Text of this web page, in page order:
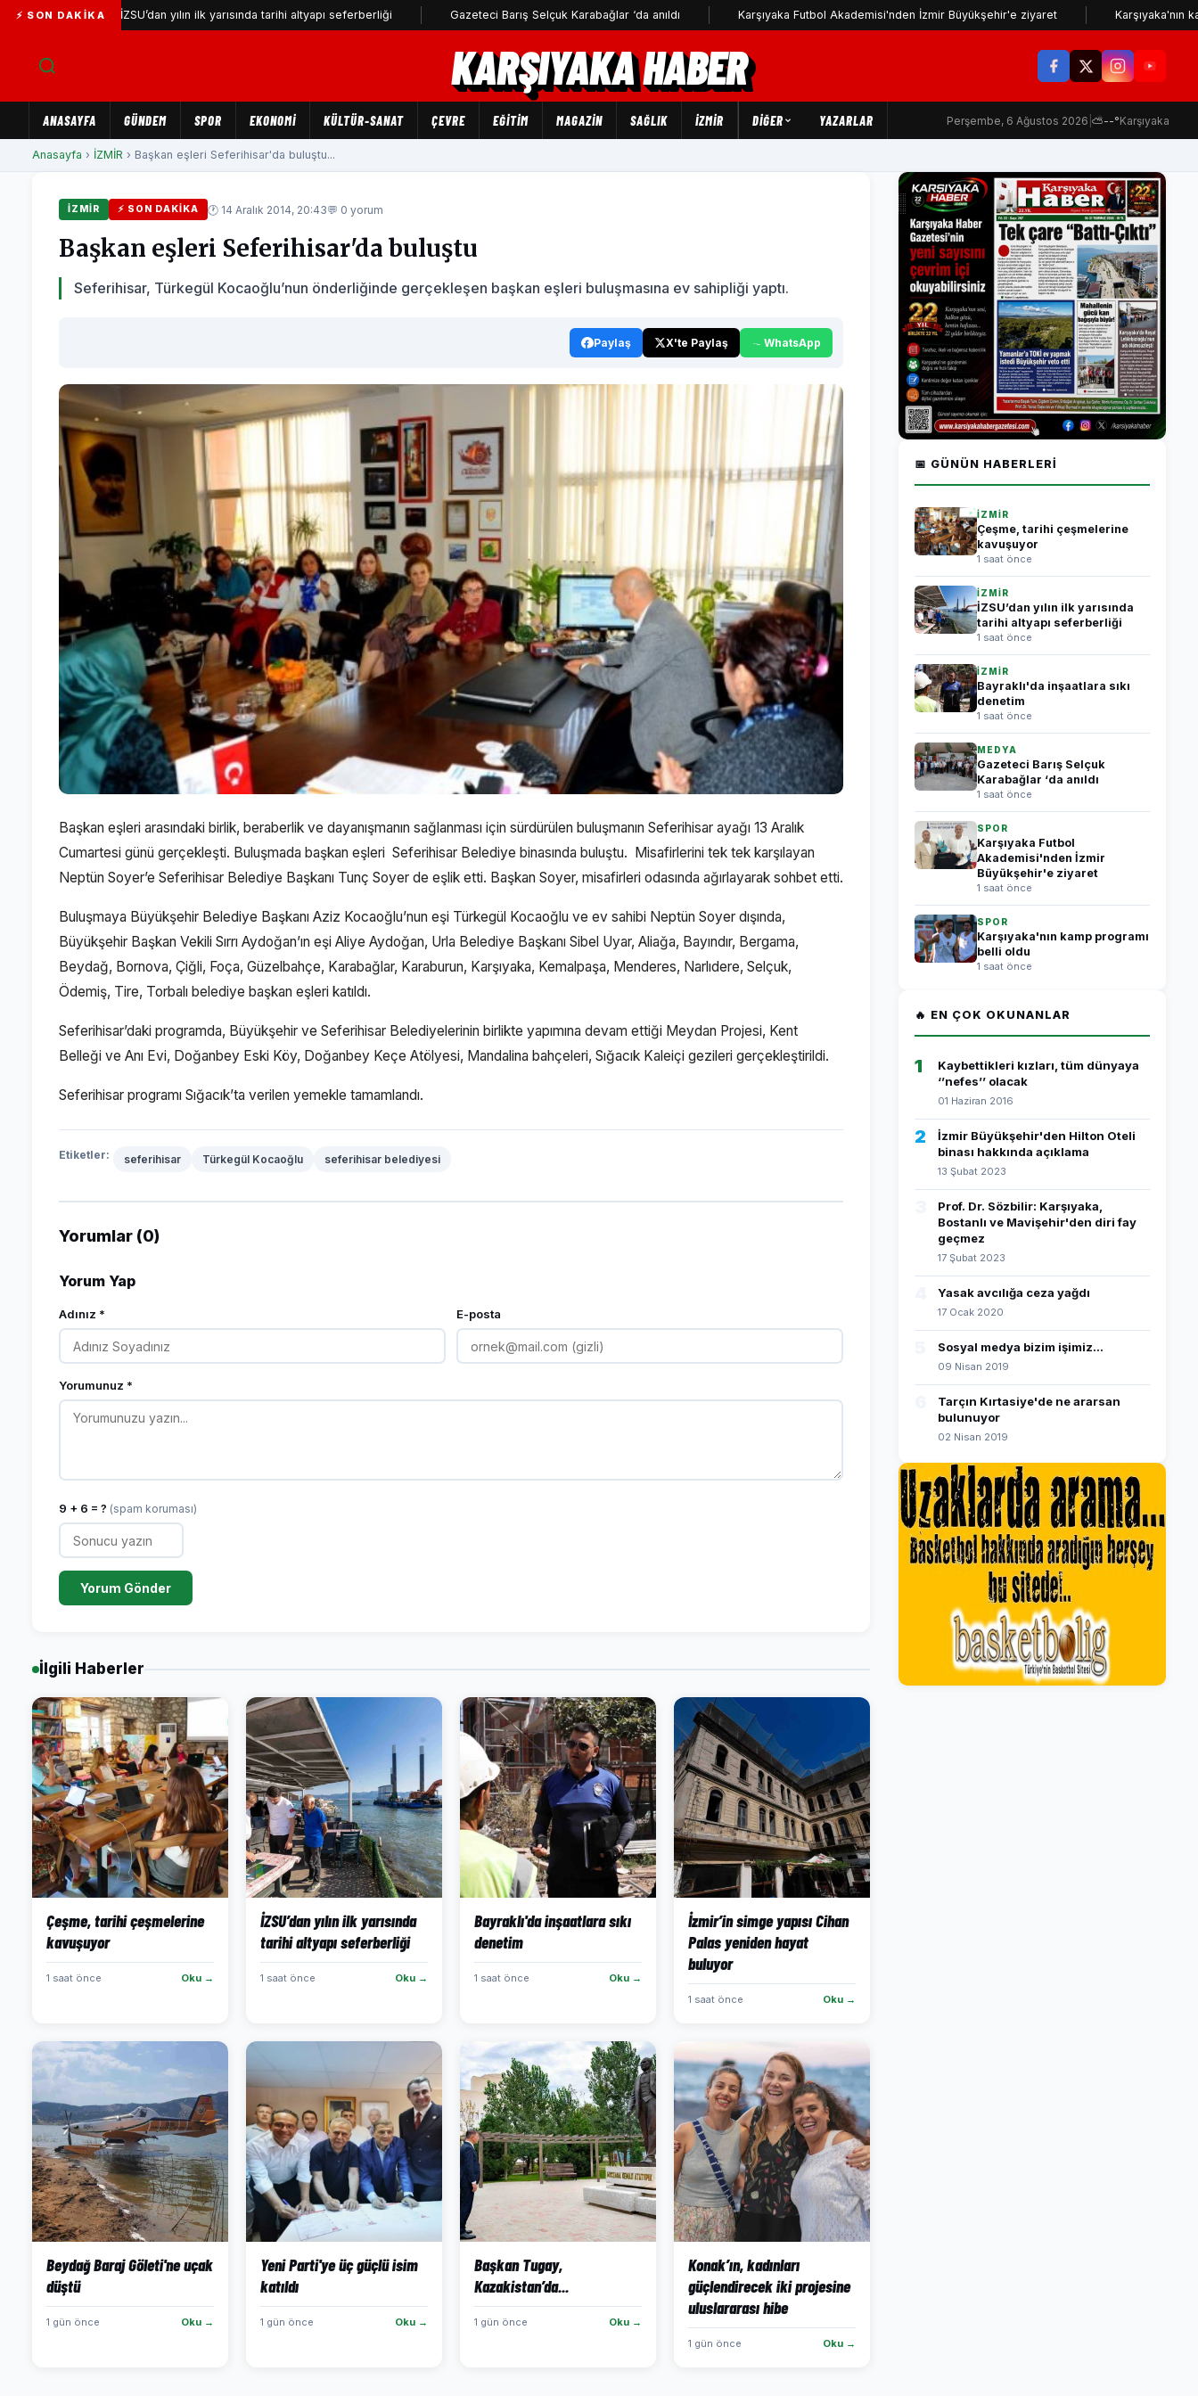
⚡ SON DAKIKAİZSU’dan yılın ilk yarısında tarihi altyapı seferberliği Gazeteci Barış Selçuk Karabağlar ‘da anıldı Karşıyaka Futbol Akademisi'nden İzmir Büyükşehir'e ziyaret Karşıyaka'nın kamp
KARŞIYAKA HABER
ANASAYFA GÜNDEM SPOR EKONOMİ KÜLTÜR-SANAT ÇEVRE EĞİTİM MAGAZİN SAĞLIK İZMİR DIĞER YAZARLAR Perşembe, 6 Ağustos 2026 ⛅--°Karşıyaka
Anasayfa › İZMİR › Başkan eşleri Seferihisar'da buluştu...
İZMİR ⚡ SON DAKIKA 🕐 14 Aralık 2014, 20:43💬 0 yorum
Başkan eşleri Seferihisar'da buluştu
Seferihisar, Türkegül Kocaoğlu’nun önderliğinde gerçekleşen başkan eşleri buluşmasına ev sahipliği yaptı.
Paylaş X'te Paylaş WhatsApp
Başkan eşleri arasındaki birlik, beraberlik ve dayanışmanın sağlanması için sürdürülen buluşmanın Seferihisar ayağı 13 Aralık
Cumartesi günü gerçekleşti. Buluşmada başkan eşleri Seferihisar Belediye binasında buluştu. Misafirlerini tek tek karşılayan
Neptün Soyer’e Seferihisar Belediye Başkanı Tunç Soyer de eşlik etti. Başkan Soyer, misafirleri odasında ağırlayarak sohbet etti.
Buluşmaya Büyükşehir Belediye Başkanı Aziz Kocaoğlu’nun eşi Türkegül Kocaoğlu ve ev sahibi Neptün Soyer dışında,
Büyükşehir Başkan Vekili Sırrı Aydoğan’ın eşi Aliye Aydoğan, Urla Belediye Başkanı Sibel Uyar, Aliağa, Bayındır, Bergama,
Beydağ, Bornova, Çiğli, Foça, Güzelbahçe, Karabağlar, Karaburun, Karşıyaka, Kemalpaşa, Menderes, Narlıdere, Selçuk,
Ödemiş, Tire, Torbalı belediye başkan eşleri katıldı.
Seferihisar’daki programda, Büyükşehir ve Seferihisar Belediyelerinin birlikte yapımına devam ettiği Meydan Projesi, Kent
Belleği ve Anı Evi, Doğanbey Eski Köy, Doğanbey Keçe Atölyesi, Mandalina bahçeleri, Sığacık Kaleiçi gezileri gerçekleştirildi.
Seferihisar programı Sığacık’ta verilen yemekle tamamlandı.
Etiketler: seferihisar Türkegül Kocaoğlu seferihisar belediyesi
Yorumlar (0)
Yorum Yap
Adınız * E-posta
Yorumunuz *
9 + 6 = ? (spam koruması)
Yorum Gönder
İlgili Haberler
Çeşme, tarihi çeşmelerine
kavuşuyor
1 saat önce Oku →
İZSU’dan yılın ilk yarısında
tarihi altyapı seferberliği
1 saat önce Oku →
Bayraklı'da inşaatlara sıkı
denetim
1 saat önce Oku →
İzmir’in simge yapısı Cihan
Palas yeniden hayat
buluyor
1 saat önce Oku →
Beydağ Baraj Göleti'ne uçak
düştü
1 gün önce Oku →
Yeni Parti'ye üç güçlü isim
katıldı
1 gün önce Oku →
Başkan Tugay,
Kazakistan’da...
1 gün önce Oku →
Konak’ın, kadınları
güçlendirecek iki projesine
uluslararası hibe
1 gün önce Oku →
📅 GÜNÜN HABERLERI
İZMİR
Çeşme, tarihi çeşmelerine
kavuşuyor
1 saat önce
İZMİR
İZSU’dan yılın ilk yarısında
tarihi altyapı seferberliği
1 saat önce
İZMİR
Bayraklı'da inşaatlara sıkı
denetim
1 saat önce
MEDYA
Gazeteci Barış Selçuk
Karabağlar ‘da anıldı
1 saat önce
SPOR
Karşıyaka Futbol
Akademisi'nden İzmir
Büyükşehir'e ziyaret
1 saat önce
SPOR
Karşıyaka'nın kamp programı
belli oldu
1 saat önce
🔥 EN ÇOK OKUNANLAR
1
Kaybettikleri kızları, tüm dünyaya
‘’nefes’’ olacak
01 Haziran 2016
2
İzmir Büyükşehir'den Hilton Oteli
binası hakkında açıklama
13 Şubat 2023
Prof. Dr. Sözbilir: Karşıyaka,
Bostanlı ve Mavişehir'den diri fay
geçmez
17 Şubat 2023
Yasak avcılığa ceza yağdı
17 Ocak 2020
Sosyal medya bizim işimiz...
09 Nisan 2019
Tarçın Kırtasiye'de ne ararsan
bulunuyor
02 Nisan 2019